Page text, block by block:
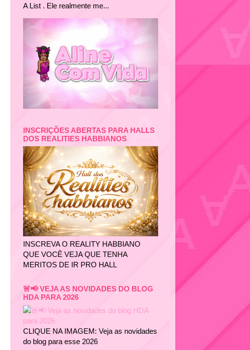
A List . Ele realmente me...
INSCRIÇÕES ABERTAS PARA HALLS
DOS REALITIES HABBIANOS
INSCREVA O REALITY HABBIANO
QUE VOCÊ VEJA QUE TENHA
MERITOS DE IR PRO HALL
🚨📢 VEJA AS NOVIDADES DO BLOG
HDA PARA 2026
CLIQUE NA IMAGEM: Veja as novidades
do blog para esse 2026